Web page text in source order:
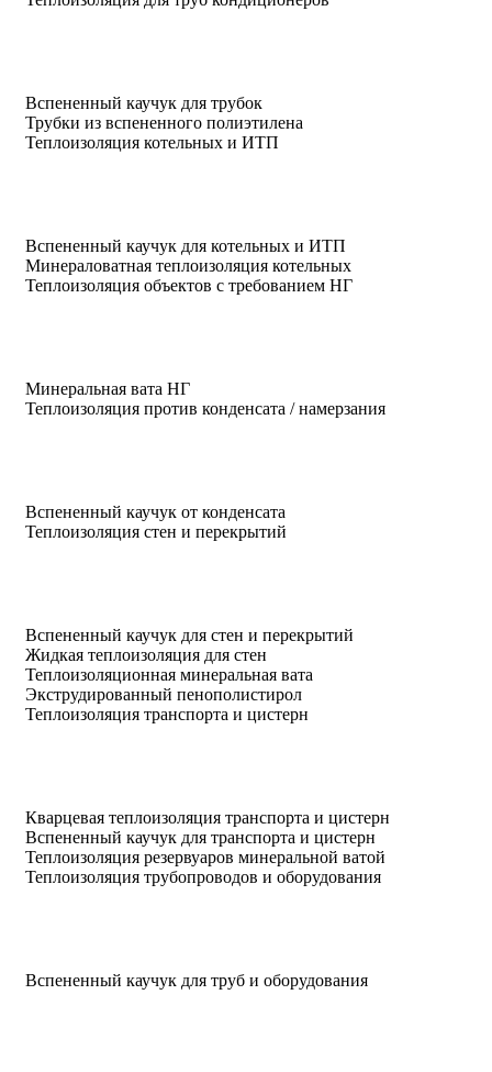
Вспененный каучук для трубок
Трубки из вспененного полиэтилена
Теплоизоляция котельных и ИТП
Вспененный каучук для котельных и ИТП
Минераловатная теплоизоляция котельных
Теплоизоляция объектов с требованием НГ
Минеральная вата НГ
Теплоизоляция против конденсата / намерзания
Вспененный каучук от конденсата
Теплоизоляция стен и перекрытий
Вспененный каучук для стен и перекрытий
Жидкая теплоизоляция для стен
Теплоизоляционная минеральная вата
Экструдированный пенополистирол
Теплоизоляция транспорта и цистерн
Кварцевая теплоизоляция транспорта и цистерн
Вспененный каучук для транспорта и цистерн
Теплоизоляция резервуаров минеральной ватой
Теплоизоляция трубопроводов и оборудования
Вспененный каучук для труб и оборудования